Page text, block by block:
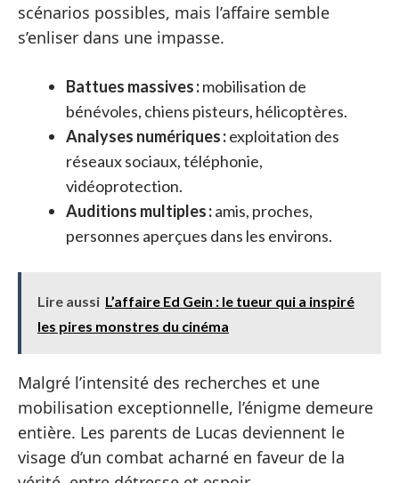
scénarios possibles, mais l’affaire semble
s’enliser dans une impasse.
Battues massives :mobilisation de
bénévoles, chiens pisteurs, hélicoptères.
Analyses numériques :exploitation des
réseaux sociaux, téléphonie,
vidéoprotection.
Auditions multiples :amis, proches,
personnes aperçues dans les environs.
Lire aussi L’affaire Ed Gein : le tueur qui a inspiré
les pires monstres du cinéma
Malgré l’intensité des recherches et une
mobilisation exceptionnelle, l’énigme demeure
entière. Les parents de Lucas deviennent le
visage d’un combat acharné en faveur de la